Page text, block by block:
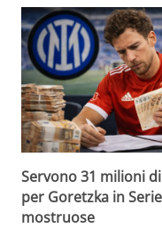
Servono 31 milioni
per Goretzka in
mostruose